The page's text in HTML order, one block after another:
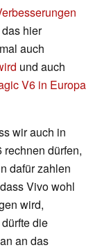
hier
auch
und auch
V6 in Europa
wir auch in
dürfen,
dafür zahlen
Vivo wohl
wird,
die
an das